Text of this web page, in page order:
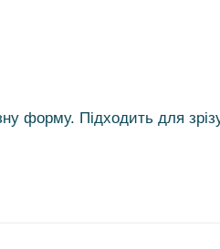
форму. Підходить для